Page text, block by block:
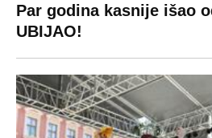
Par godina kasnije išao
UBIJAO!